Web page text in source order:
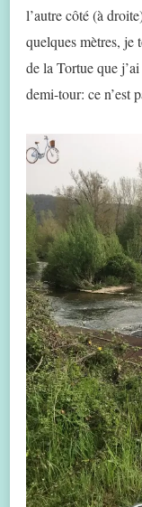
l’autre côté (à
quelques mètres, je
de la Tortue que
demi-tour: ce n’est